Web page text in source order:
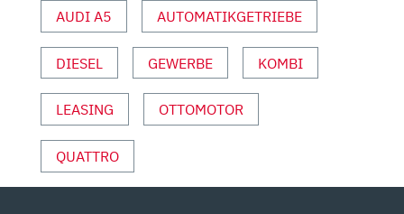
AUDI A5 AUTOMATIKGETRIEBE
DIESEL GEWERBE KOMBI
LEASING OTTOMOTOR
QUATTRO